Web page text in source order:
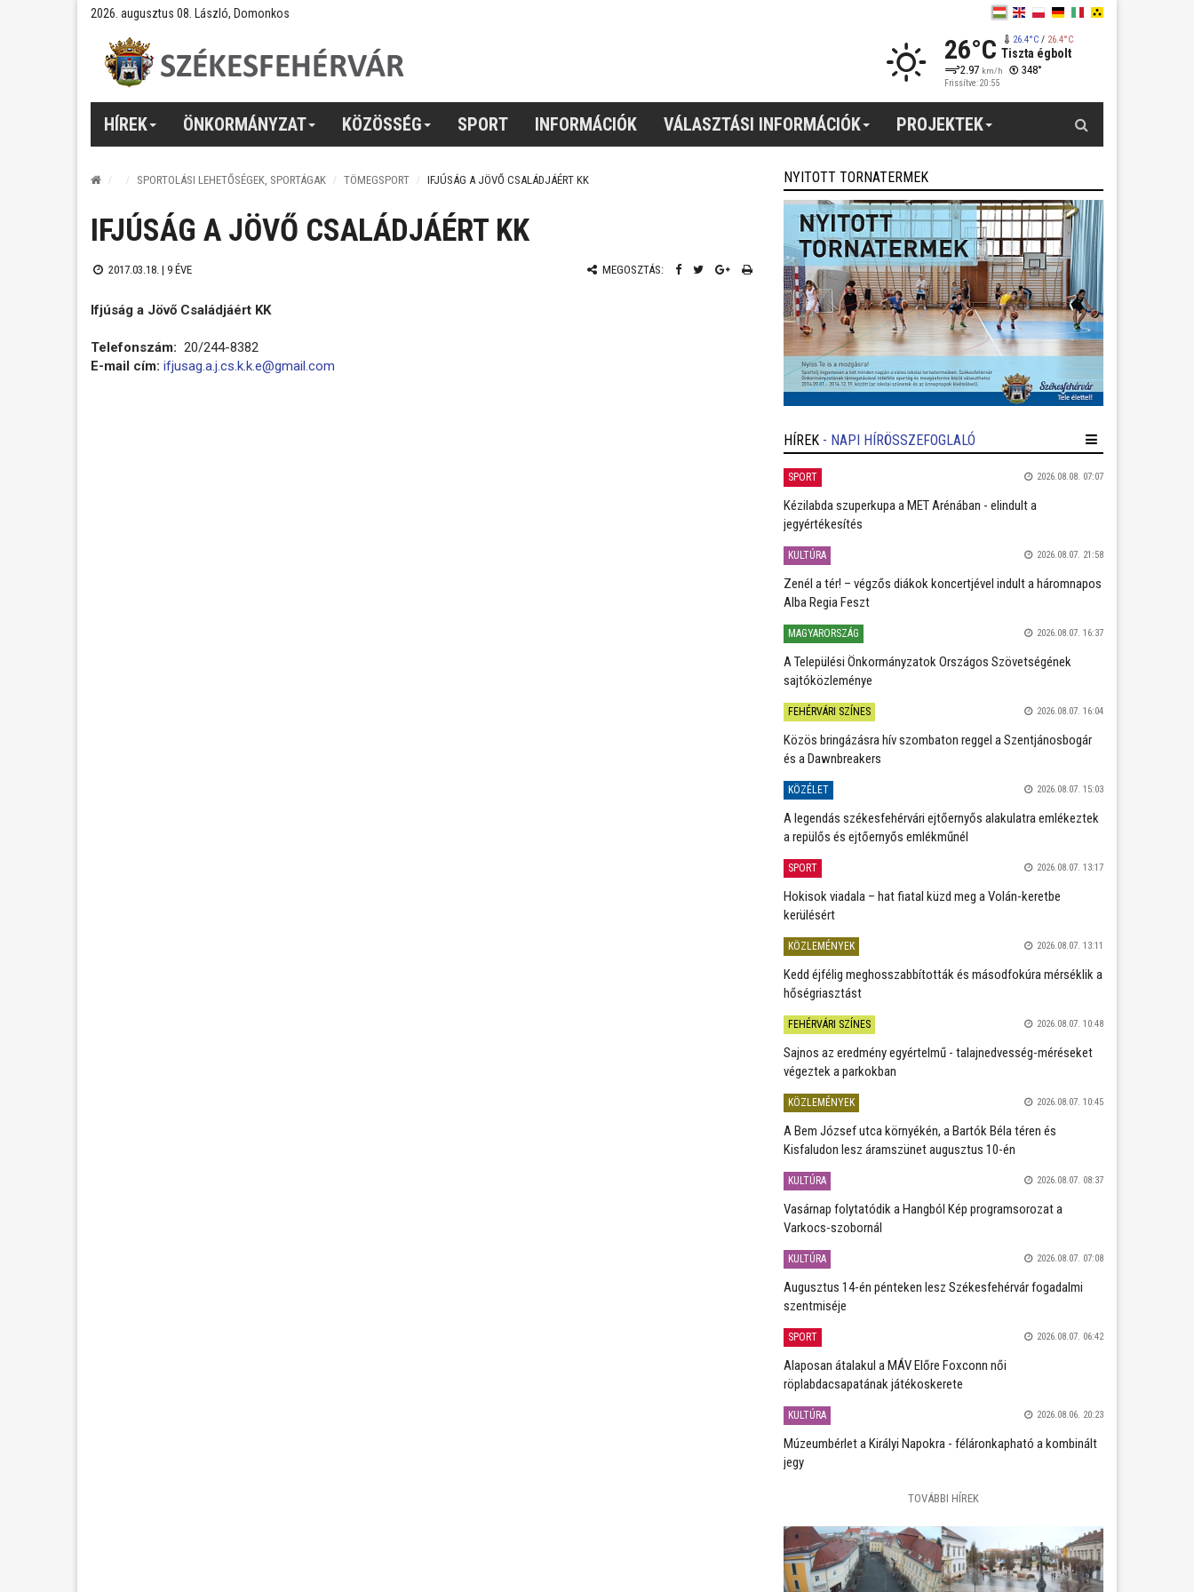
2026. augusztus 08. László, Domonkos
26°C 26.4°C/ 26.4°C
Tiszta égbolt
2.97 km/h 348°
Frissítve: 20:55
HÍREK ÖNKORMÁNYZAT KÖZÖSSÉG SPORT INFORMÁCIÓK VÁLASZTÁSI INFORMÁCIÓK PROJEKTEK
SPORTOLÁSI LEHETŐSÉGEK, SPORTÁGAK TÖMEGSPORT IFJÚSÁG A JÖVŐ CSALÁDJÁÉRT KK
IFJÚSÁG A JÖVŐ CSALÁDJÁÉRT KK
2017.03.18. | 9 ÉVE MEGOSZTÁS:
Ifjúság a Jövő Családjáért KK
Telefonszám: 20/244-8382
E-mail cím: ifjusag.a.j.cs.k.k.e@gmail.com
NYITOTT TORNATERMEK
HÍREK - NAPI HÍRÖSSZEFOGLALÓ
SPORT 2026.08.08. 07:07
Kézilabda szuperkupa a MET Arénában - elindult a
jegyértékesítés
KULTÚRA 2026.08.07. 21:58
Zenél a tér! – végzős diákok koncertjével indult a háromnapos
Alba Regia Feszt
MAGYARORSZÁG 2026.08.07. 16:37
A Települési Önkormányzatok Országos Szövetségének
sajtóközleménye
FEHÉRVÁRI SZÍNES 2026.08.07. 16:04
Közös bringázásra hív szombaton reggel a Szentjánosbogár
és a Dawnbreakers
KÖZÉLET 2026.08.07. 15:03
A legendás székesfehérvári ejtőernyős alakulatra emlékeztek
a repülős és ejtőernyős emlékműnél
SPORT 2026.08.07. 13:17
Hokisok viadala – hat fiatal küzd meg a Volán-keretbe
kerülésért
KÖZLEMÉNYEK 2026.08.07. 13:11
Kedd éjfélig meghosszabbították és másodfokúra mérséklik a
hőségriasztást
FEHÉRVÁRI SZÍNES 2026.08.07. 10:48
Sajnos az eredmény egyértelmű - talajnedvesség-méréseket
végeztek a parkokban
KÖZLEMÉNYEK 2026.08.07. 10:45
A Bem József utca környékén, a Bartók Béla téren és
Kisfaludon lesz áramszünet augusztus 10-én
KULTÚRA 2026.08.07. 08:37
Vasárnap folytatódik a Hangból Kép programsorozat a
Varkocs-szobornál
KULTÚRA 2026.08.07. 07:08
Augusztus 14-én pénteken lesz Székesfehérvár fogadalmi
szentmiséje
SPORT 2026.08.07. 06:42
Alaposan átalakul a MÁV Előre Foxconn női
röplabdacsapatának játékoskerete
KULTÚRA 2026.08.06. 20:23
Múzeumbérlet a Királyi Napokra - féláronkapható a kombinált
jegy
TOVÁBBI HÍREK